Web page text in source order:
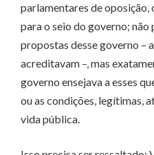
parlamentares de oposição,
para o seio do governo; não
propostas desse governo –
acreditavam –, mas
governo ensejava a esses
ou as condições, legítimas,
vida pública.